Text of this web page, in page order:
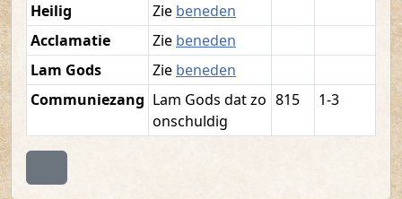
Heilig
Zie beneden
Acclamatie
Zie beneden
Lam Gods
Zie beneden
Communiezang Lam Gods dat zo
onschuldig
815 1-3